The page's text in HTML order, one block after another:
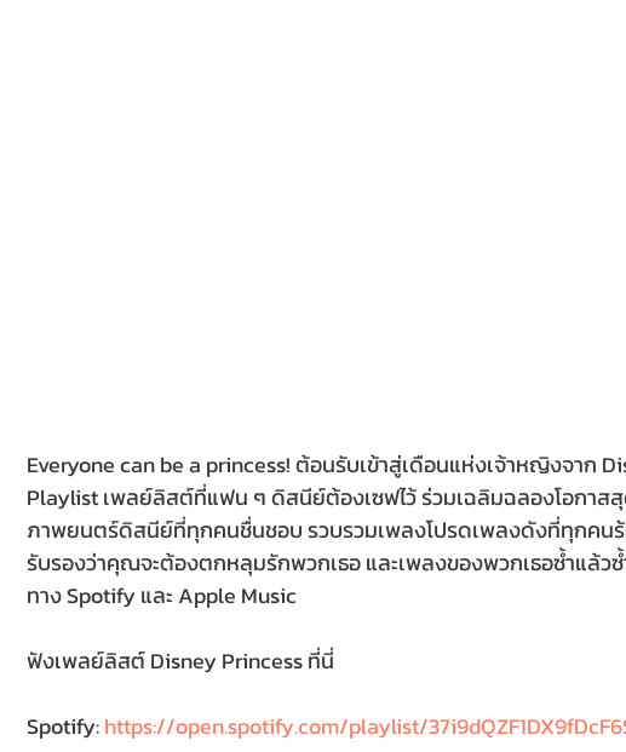
Everyone can be a princess! ต้อนรับเข้าสู่เดือนแห่งเจ้าหญิงจาก
Playlist เพลย์ลิสต์ที่แฟน ๆ ดิสนีย์ต้องเซฟไว้ ร่วมเฉลิมฉลองโอกาส
ภาพยนตร์ดิสนีย์ที่ทุกคนชื่นชอบ รวบรวมเพลงโปรดเพลงดังที่ทุกคนร้
รับรองว่าคุณจะต้องตกหลุมรักพวกเธอ และเพลงของพวกเธอซ้ำแล้ว
ทาง Spotify และ Apple Music
ฟังเพลย์ลิสต์ Disney Princess ที่นี่
Spotify: https://open.spotify.com/playlist/